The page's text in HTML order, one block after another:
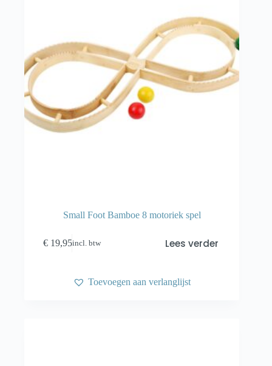
Small Foot Bamboe 8 motoriek spel
€ 19,95incl. btw Lees verder
Toevoegen aan verlanglijst